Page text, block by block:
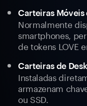
Carteiras Móveis
Normalmente
smartphones,
de tokens LOVE
Carteiras de
Instaladas
armazenam
ou SSD.